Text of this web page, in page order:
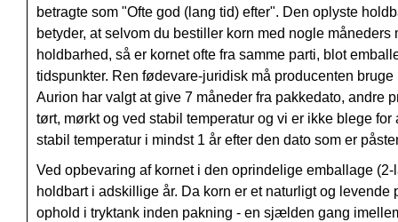
betragte som "Ofte god (lang tid) efter". Den oplyste
betyder, at selvom du bestiller korn med nogle
holdbarhed, så er kornet ofte fra samme parti, blot
tidspunkter. Ren fødevare-juridisk må producenten
Aurion har valgt at give 7 måneder fra pakkedato, andre
tørt, mørkt og ved stabil temperatur og vi er ikke blege
stabil temperatur i mindst 1 år efter den dato som er
Ved opbevaring af kornet i den oprindelige emballage
holdbart i adskillige år. Da korn er et naturligt og
ophold i tryktank inden pakning - en sjælden gang